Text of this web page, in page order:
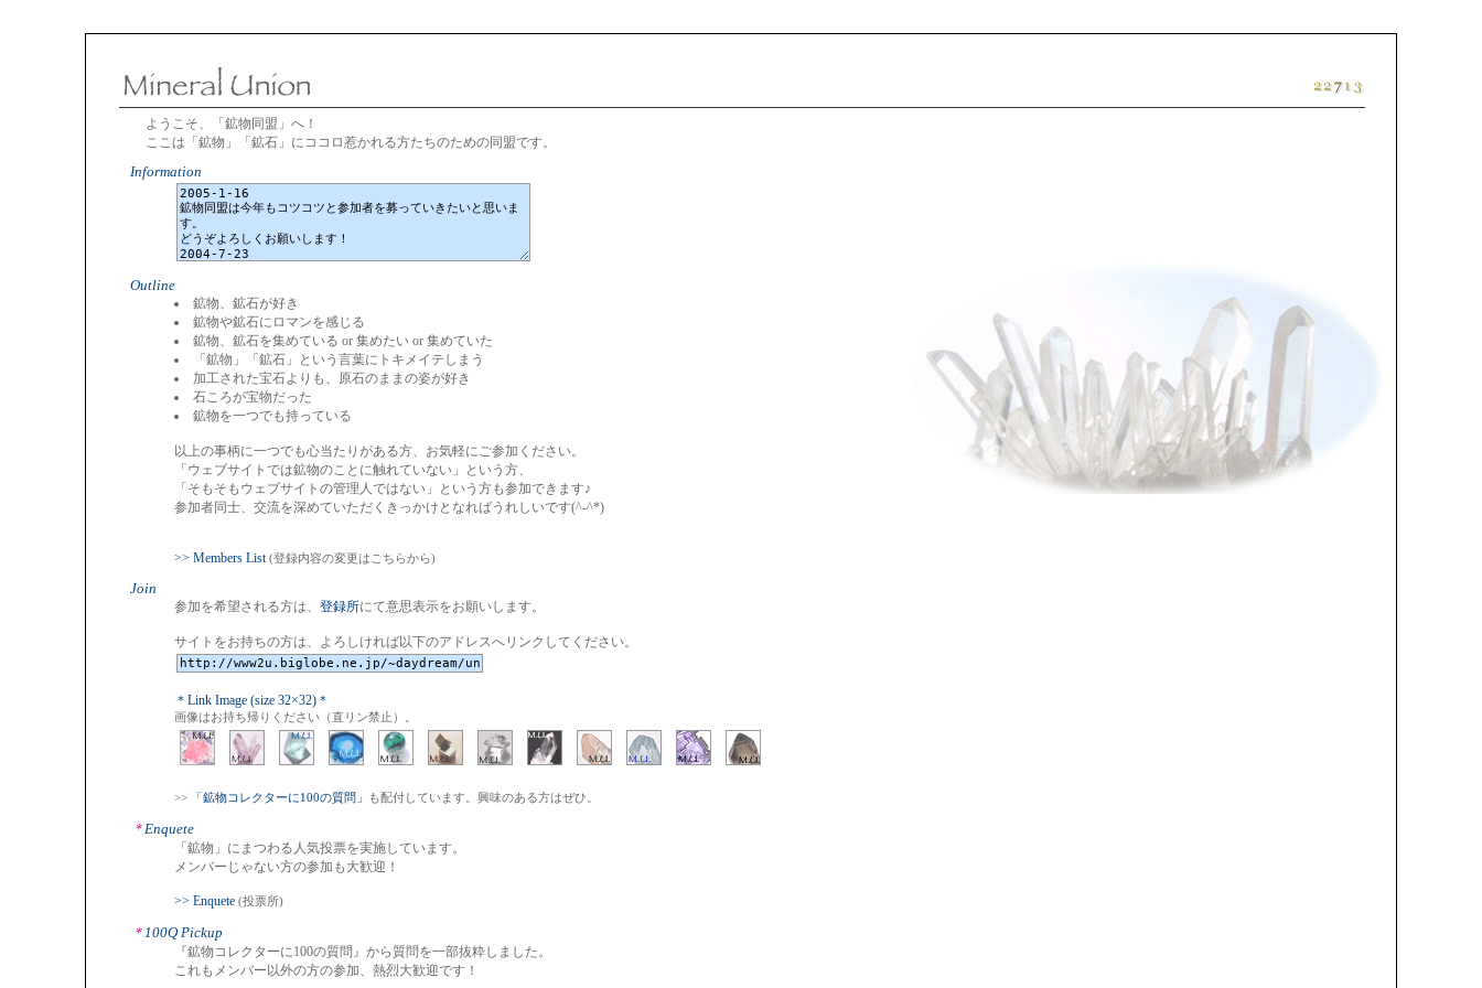
ようこそ、「鉱物同盟」へ！
ここは「鉱物」「鉱石」にココロ惹かれる方たちのための同盟です。
Information
Outline
鉱物、鉱石が好き
鉱物や鉱石にロマンを感じる
鉱物、鉱石を集めている or 集めたい or 集めていた
「鉱物」「鉱石」という言葉にトキメイテしまう
加工された宝石よりも、原石のままの姿が好き
石ころが宝物だった
鉱物を一つでも持っている
以上の事柄に一つでも心当たりがある方、お気軽にご参加ください。
「ウェブサイトでは鉱物のことに触れていない」という方、
「そもそもウェブサイトの管理人ではない」という方も参加できます♪
参加者同士、交流を深めていただくきっかけとなればうれしいです(^-^*)
>> Members List (登録内容の変更はこちらから)
Join
参加を希望される方は、 登録所にて意思表示をお願いします。
サイトをお持ちの方は、よろしければ以下のアドレスへリンクしてください。
＊Link Image (size 32×32)＊
画像はお持ち帰りください（直リン禁止）。
>> 「鉱物コレクターに100の質問」 も配付しています。興味のある方はぜひ。
＊Enquete
「鉱物」にまつわる人気投票を実施しています。
メンバーじゃない方の参加も大歓迎！
>> Enquete (投票所)
＊100Q Pickup
『鉱物コレクターに100の質問』から質問を一部抜粋しました。
これもメンバー以外の方の参加、熱烈大歓迎です！